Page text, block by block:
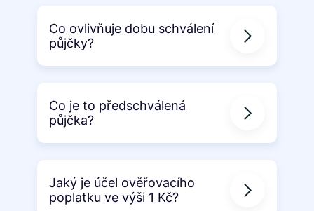
Co ovlivňuje dobu schválení
půjčky?
Co je to předschválená
půjčka?
Jaký je účel ověřovacího
poplatku ve výši 1 Kč?